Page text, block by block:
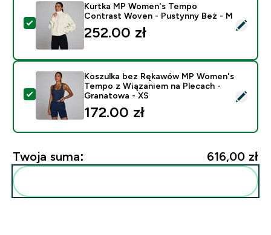
Wybierz ten produkt - Kurtka MP Women's Tempo
Kurtka MP Women's Tempo
Contrast Woven - Pustynny Beż - M
252.00 zł‎
Wybierz ten produkt - Koszulka bez Rękawów MP
Koszulka bez Rękawów MP Women's
Tempo z Wiązaniem na Plecach -
Granatowa - XS
172.00 zł‎
Twoja suma: 616,00 zł‎